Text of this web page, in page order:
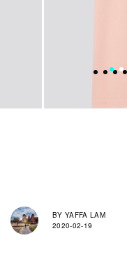
BY YAFFA LAM
2020-02-19